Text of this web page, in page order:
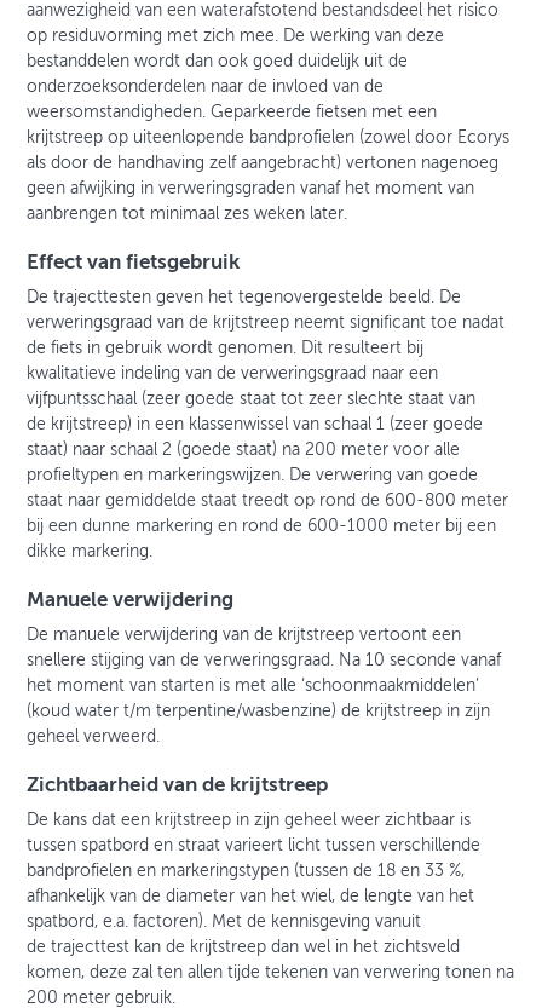
aanwezigheid van een waterafstotend bestandsdeel het risico
op residuvorming met zich mee. De werking van deze
bestanddelen wordt dan ook goed duidelijk uit de
onderzoeksonderdelen naar de invloed van de
weersomstandigheden. Geparkeerde fietsen met een
krijtstreep op uiteenlopende bandprofielen (zowel door Ecorys
als door de handhaving zelf aangebracht) vertonen nagenoeg
geen afwijking in verweringsgraden vanaf het moment van
aanbrengen tot minimaal zes weken later.
Effect van fietsgebruik
De trajecttesten geven het tegenovergestelde beeld. De
verweringsgraad van de krijtstreep neemt significant toe nadat
de fiets in gebruik wordt genomen. Dit resulteert bij
kwalitatieve indeling van de verweringsgraad naar een
vijfpuntsschaal (zeer goede staat tot zeer slechte staat van
de krijtstreep) in een klassenwissel van schaal 1 (zeer goede
staat) naar schaal 2 (goede staat) na 200 meter voor alle
profieltypen en markeringswijzen. De verwering van goede
staat naar gemiddelde staat treedt op rond de 600-800 meter
bij een dunne markering en rond de 600-1000 meter bij een
dikke markering.
Manuele verwijdering
De manuele verwijdering van de krijtstreep vertoont een
snellere stijging van de verweringsgraad. Na 10 seconde vanaf
het moment van starten is met alle ‘schoonmaakmiddelen’
(koud water t/m terpentine/wasbenzine) de krijtstreep in zijn
geheel verweerd.
Zichtbaarheid van de krijtstreep
De kans dat een krijtstreep in zijn geheel weer zichtbaar is
tussen spatbord en straat varieert licht tussen verschillende
bandprofielen en markeringstypen (tussen de 18 en 33 %,
afhankelijk van de diameter van het wiel, de lengte van het
spatbord, e.a. factoren). Met de kennisgeving vanuit
de trajecttest kan de krijtstreep dan wel in het zichtsveld
komen, deze zal ten allen tijde tekenen van verwering tonen na
200 meter gebruik.